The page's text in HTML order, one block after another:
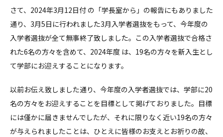
さて、2024年3月12日付 の「学長室から」の報告にもありました
通り、3月5日に行われました3月入学者選抜をもって、今年度の
入学者選抜が全て無事終了致しました。この入学者選抜で合格さ
れた6名の方々を含めて、2024年度 は、19名の方々を新入生とし
て学部にお迎えすることになります。
以前お伝え致しました通り、今年度の入学者選抜では、学部に20
名の方々をお迎えすることを目標として掲げておりました。目標
には僅かに届きませんでしたが、それに限りなく近い19名の方々
が与えられましたことは、ひとえに皆様のお支えとお祈りの故、